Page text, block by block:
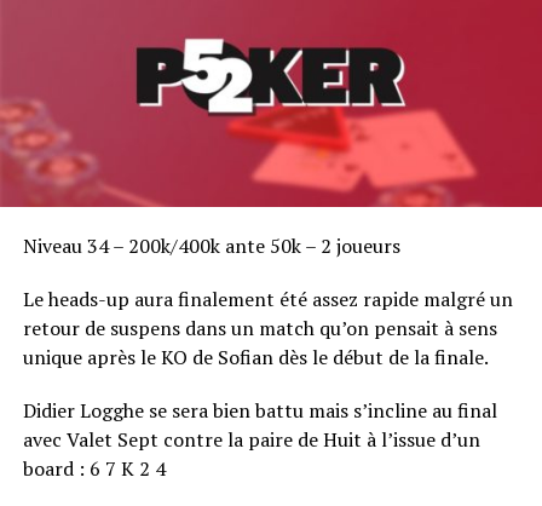
12. Nesrine KOURDOURLI / Samantha DELMAS : 19 050
13. Laurent POLITO / Nicolas LANGLOIS : 12 225
14. Thierry BRAHMI / Michel COHEN : 10 850
RELATED TOPICS:
UP NEXT
Touchée coulée
DON'T MISS
Michel Leibgorin vainqueur du Marrakech Poker Open
Niveau 34 – 200k/400k ante 50k – 2 joueurs
Le heads-up aura finalement été assez rapide malgré un
retour de suspens dans un match qu’on pensait à sens
unique après le KO de Sofian dès le début de la finale.
Didier Logghe se sera bien battu mais s’incline au final
avec Valet Sept contre la paire de Huit à l’issue d’un
board : 6 7 K 2 4